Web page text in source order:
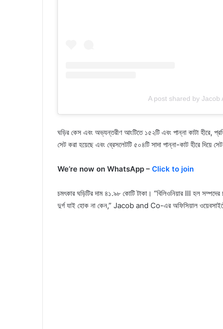
A post shared by Jacob
ঘড়ির কেস এবং অভ্যন্তরীণ আংটিতে ১৫২টি এবং পান্না কাটা হীরে,
সেট করা হয়েছে এবং ব্রেসলেটটি ৫০৪টি সাদা পান্না-কাট হীরে দিয়ে
We’re now on WhatsApp – Click to join
চমৎকার ঘড়িটির দাম ৪১.৯৮ কোটি টাকা। “বিলিওনিয়ার III হল
দুর্গ যাই হোক না কেন,” Jacob and Co-এর অফিসিয়াল